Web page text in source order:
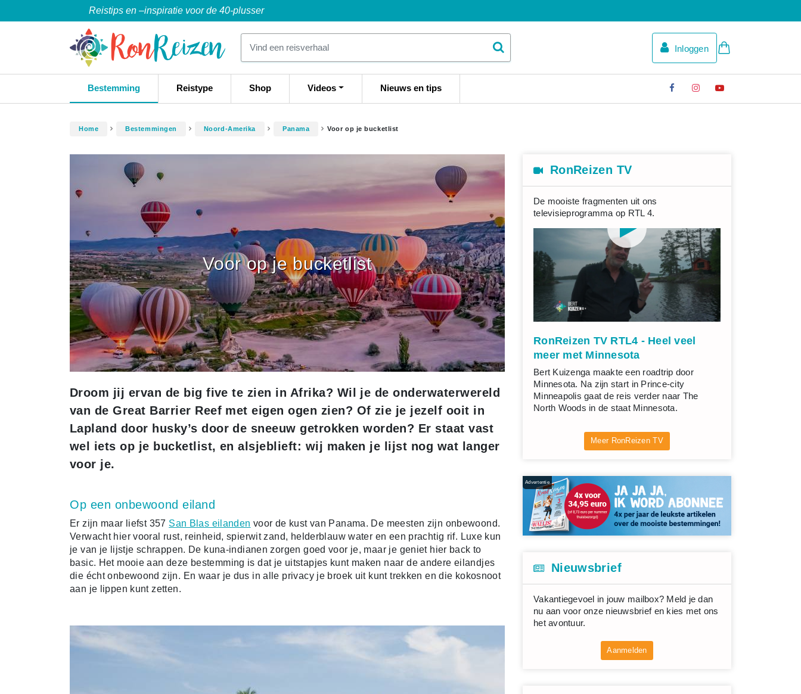
Reistips en –inspiratie voor de 40-plusser
Inloggen
Bestemming Reistype Shop Videos Nieuws en tips
Home Bestemmingen Noord-Amerika Panama Voor op je bucketlist
Voor op je bucketlist
Droom jij ervan de big five te zien in Afrika? Wil je de onderwaterwereld
van de Great Barrier Reef met eigen ogen zien? Of zie je jezelf ooit in
Lapland door husky’s door de sneeuw getrokken worden? Er staat vast
wel iets op je bucketlist, en alsjeblieft: wij maken je lijst nog wat langer
voor je.
Op een onbewoond eiland
Er zijn maar liefst 357 San Blas eilanden voor de kust van Panama. De meesten zijn onbewoond.
Verwacht hier vooral rust, reinheid, spierwit zand, helderblauw water en een prachtig rif. Luxe kun
je van je lijstje schrappen. De kuna-indianen zorgen goed voor je, maar je geniet hier back to
basic. Het mooie aan deze bestemming is dat je uitstapjes kunt maken naar de andere eilandjes
die écht onbewoond zijn. En waar je dus in alle privacy je broek uit kunt trekken en die kokosnoot
aan je lippen kunt zetten.
RonReizen TV
De mooiste fragmenten uit ons
televisieprogramma op RTL 4.
RonReizen TV RTL4 - Heel veel
meer met Minnesota
Bert Kuizenga maakte een roadtrip door
Minnesota. Na zijn start in Prince-city
Minneapolis gaat de reis verder naar The
North Woods in de staat Minnesota.
Meer RonReizen TV
Advertentie
Nieuwsbrief
Vakantiegevoel in jouw mailbox? Meld je dan
nu aan voor onze nieuwsbrief en kies met ons
het avontuur.
Aanmelden